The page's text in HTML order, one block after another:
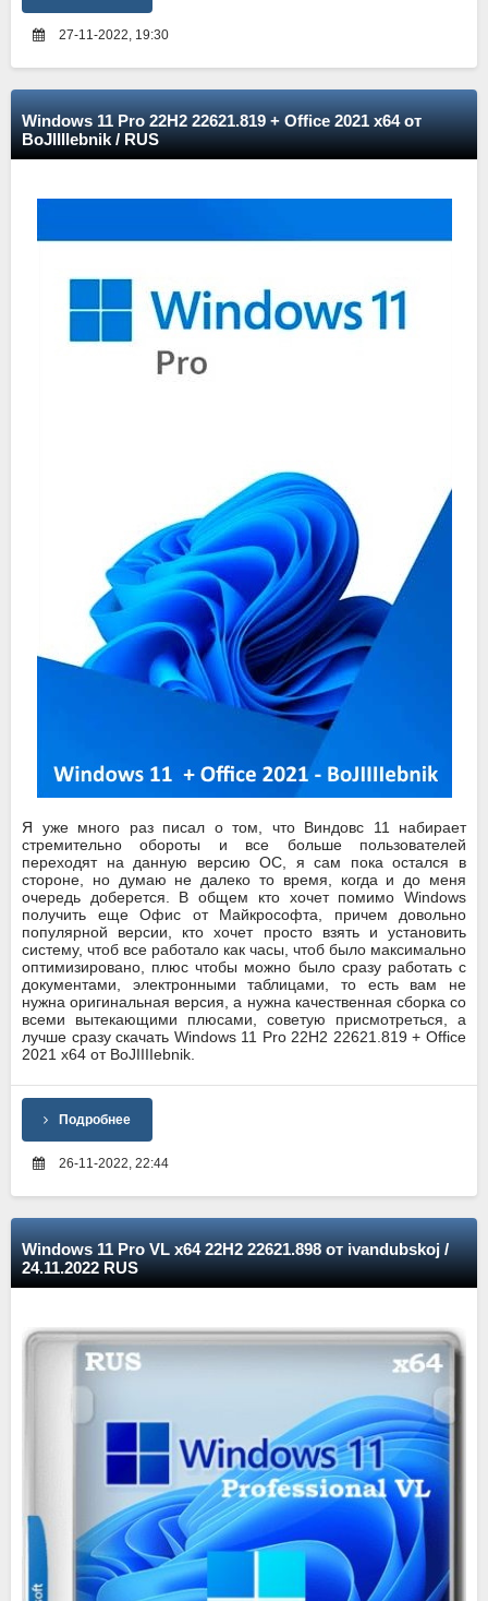
27-11-2022, 19:30
Windows 11 Pro 22H2 22621.819 + Office 2021 x64 от
BoJIIIIebnik / RUS
Я уже много раз писал о том, что Виндовс 11 набирает
стремительно обороты и все больше пользователей
переходят на данную версию ОС, я сам пока остался в
стороне, но думаю не далеко то время, когда и до меня
очередь доберется. В общем кто хочет помимо Windows
получить еще Офис от Майкрософта, причем довольно
популярной версии, кто хочет просто взять и установить
систему, чтоб все работало как часы, чтоб было максимально
оптимизировано, плюс чтобы можно было сразу работать с
документами, электронными таблицами, то есть вам не
нужна оригинальная версия, а нужна качественная сборка со
всеми вытекающими плюсами, советую присмотреться, а
лучше сразу скачать Windows 11 Pro 22H2 22621.819 + Office
2021 x64 от BoJIIIIebnik.
Подробнее
26-11-2022, 22:44
Windows 11 Pro VL x64 22Н2 22621.898 от ivandubskoj /
24.11.2022 RUS